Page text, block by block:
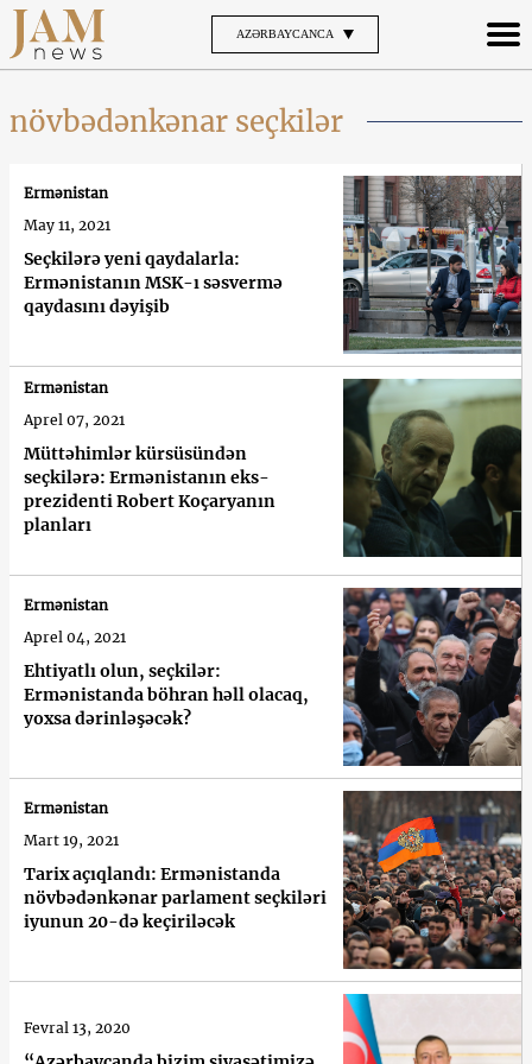
AZƏRBAYCANCA
növbədənkənar seçkilər
Seçkilərə yeni qaydalarla:
Ermənistanın MSK-ı səsvermə
qaydasını dəyişib
Ermənistan
May 11, 2021
Müttəhimlər kürsüsündən
seçkilərə: Ermənistanın eks-
prezidenti Robert Koçaryanın
planları
Ermənistan
Aprel 07, 2021
Ehtiyatlı olun, seçkilər:
Ermənistanda böhran həll olacaq,
yoxsa dərinləşəcək?
Ermənistan
Aprel 04, 2021
Tarix açıqlandı: Ermənistanda
növbədənkənar parlament seçkiləri
iyunun 20-də keçiriləcək
Ermənistan
Mart 19, 2021
Fevral 13, 2020